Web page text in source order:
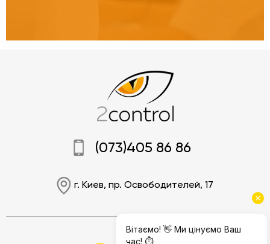
(073)405 86 86
г. Киев, пр. Освободителей, 17